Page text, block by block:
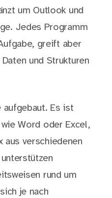
um Outlook und
Jedes Programm
greift aber
und Strukturen
aufgebaut. Es ist
Word oder Excel,
aus verschiedenen
rund um
je nach